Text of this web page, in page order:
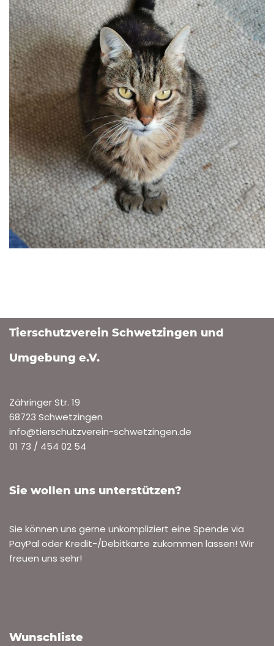
Tierschutzverein Schwetzingen und
Umgebung e.V.
Zähringer Str. 19
68723 Schwetzingen
info@tierschutzverein-schwetzingen.de
01 73 / 454 02 54
Sie wollen uns unterstützen?
Sie können uns gerne unkompliziert eine Spende via
PayPal oder Kredit-/Debitkarte zukommen lassen! Wir
freuen uns sehr!
Wunschliste